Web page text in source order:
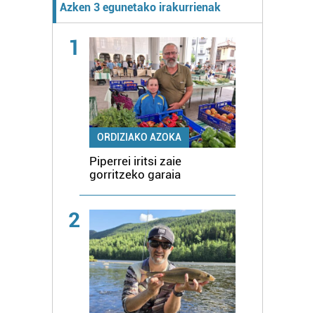
Azken 3 egunetako irakurrienak
1
ORDIZIAKO AZOKA
Piperrei iritsi zaie
gorritzeko garaia
2